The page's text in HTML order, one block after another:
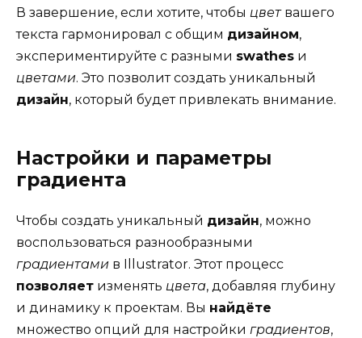
В завершение, если хотите, чтобы цветвашего
текста гармонировал с общим дизайном,
экспериментируйте с разными swathes и
цветами. Это позволит создать уникальный
дизайн, который будет привлекать внимание.
Настройки и параметры
градиента
Чтобы создать уникальный дизайн, можно
воспользоваться разнообразными
градиентами в Illustrator. Этот процесс
позволяет изменять цвета, добавляя глубину
и динамику к проектам. Вы найдёте
множество опций для настройки градиентов,